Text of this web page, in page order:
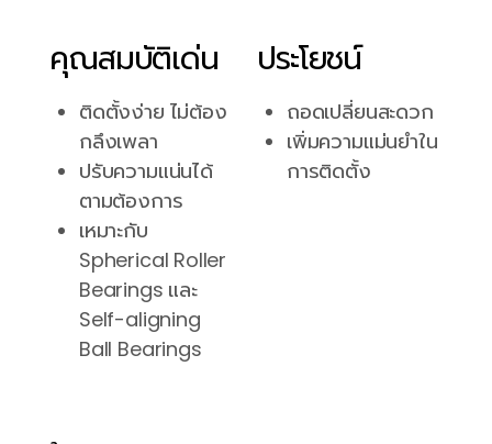
คุณสมบัติเด่น
ติดตั้งง่าย ไม่ต้อง
กลึงเพลา
ปรับความแน่นได้
ตามต้องการ
เหมาะกับ
Spherical Roller
Bearings และ
Self-aligning
Ball Bearings
ประโยชน์
ถอดเปลี่ยนสะดวก
เพิ่มความแม่นยำใน
การติดตั้ง